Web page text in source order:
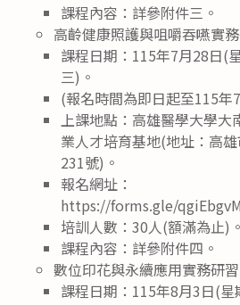
課程內容：詳參附件三。
高齡健康照護與咀嚼吞嚥實
課程日期：115年7月28日(
三)。
(報名時間為即日起至115年
上課地點：高雄醫學大學大
業人才培育基地(地址：高
231號)。
報名網址：
https://forms.gle/
培訓人數：30人(額滿為止)。
課程內容：詳參附件四。
數位印花與永續應用實務研習
課程日期：115年8月3日(